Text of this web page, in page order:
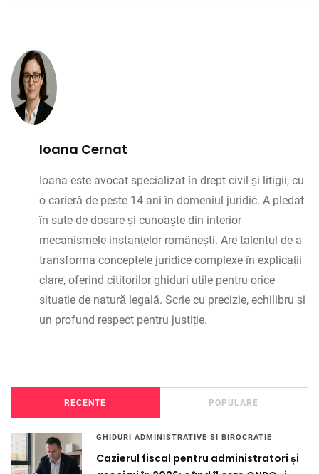
Ioana Cernat
Ioana este avocat specializat în drept civil și litigii, cu
o carieră de peste 14 ani în domeniul juridic. A pledat
în sute de dosare și cunoaște din interior
mecanismele instanțelor românești. Are talentul de a
transforma conceptele juridice complexe în explicații
clare, oferind cititorilor ghiduri utile pentru orice
situație de natură legală. Scrie cu precizie, echilibru și
un profund respect pentru justiție.
RECENTE POPULARE
GHIDURI ADMINISTRATIVE SI BIROCRATIE
Cazierul fiscal pentru administratori și